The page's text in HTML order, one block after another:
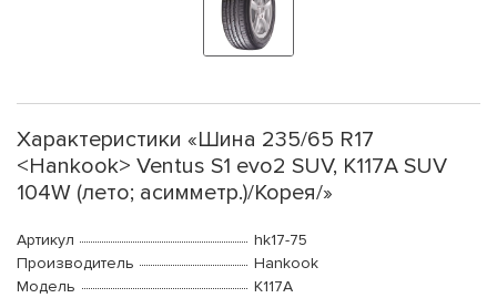
Характеристики «Шина 235/65 R17
<Hankook> Ventus S1 evo2 SUV, K117A SUV
104W (лето; асимметр.)/Корея/»
Артикул
hk17-75
Производитель
Hankook
Модель
K117A